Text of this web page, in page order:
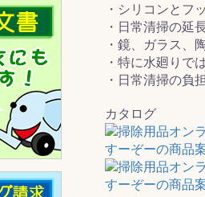
・シリコンとフ
・日常清掃の延
・鏡、ガラス、
・特に水廻りで
・日常清掃の負
カタログ